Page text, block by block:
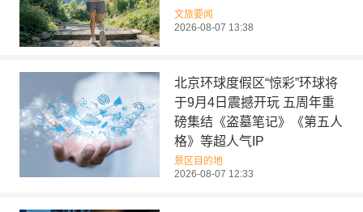
文旅要闻
2026-08-07 13:38
北京环球度假区“惊彩”环球将
于9月4日震撼开玩 五周年重
磅集结《盗墓笔记》《第五人
格》等超人气IP
景区目的地
2026-08-07 12:33